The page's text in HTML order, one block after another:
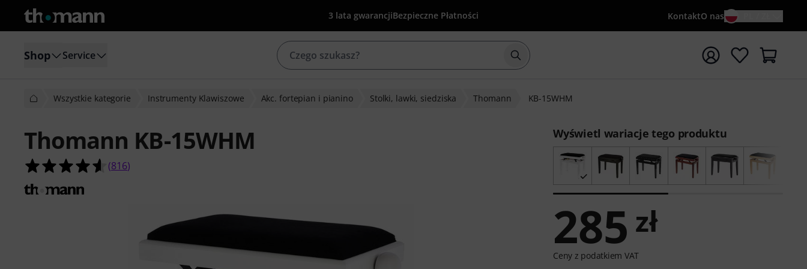
3 lata gwarancjiBezpieczne Płatności KontaktO nas
Shop Service Rozpocznij wyszukiwanie od słowa kluczowego {searchTerm}
Wszystkie kategorie Instrumenty Klawiszowe Akc. fortepian i pianino Stolki, lawki, siedziska Thomann KB-15WHM
Thomann KB-15WHM
4.6 na 5 gwiazdek z 816 ocen klientów
(816)
Wyświetl wariacje tego produktu
285 zł
Ceny z podatkiem VAT